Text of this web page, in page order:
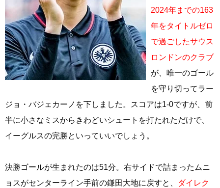
2024年までの163
年をタイトルゼロ
で過ごしたサウス
ロンドンのクラブ
が、唯一のゴール
を守り切ってラー
ジョ・バジェカーノを下しました。スコアは1-0ですが、前
半に小さなミスからきわどいシュートを打たれただけで、
イーグルスの完勝といっていいでしょう。
決勝ゴールが生まれたのは51分。右サイドで詰まったムニ
ョスがセンターライン手前の鎌田大地に戻すと、
ダイレク